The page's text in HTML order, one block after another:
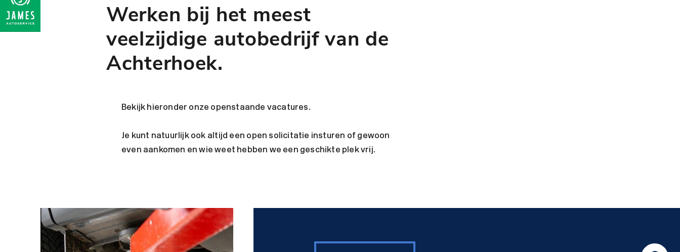
Werken bij het meest
veelzijdige autobedrijf van de
Achterhoek.
Bekijk hieronder onze openstaande vacatures.
Je kunt natuurlijk ook altijd een open solicitatie insturen of gewoon
even aankomen en wie weet hebben we een geschikte plek vrij.